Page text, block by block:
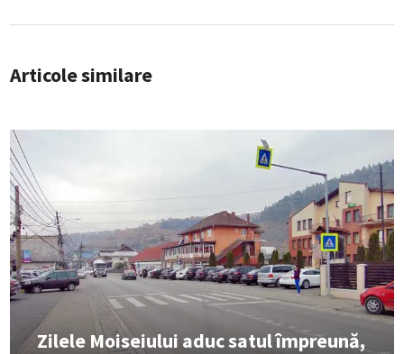
Articole similare
Zilele Moiseiului aduc satul împreună,